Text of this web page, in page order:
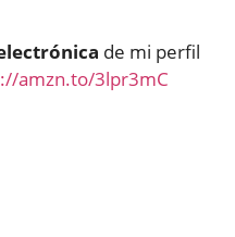
de mi perfil
amzn.to/3lpr3mC